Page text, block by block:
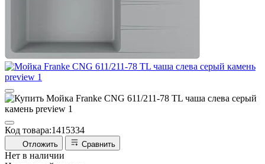
Код товара:1415334
Отложить Сравнить
Нет в наличии